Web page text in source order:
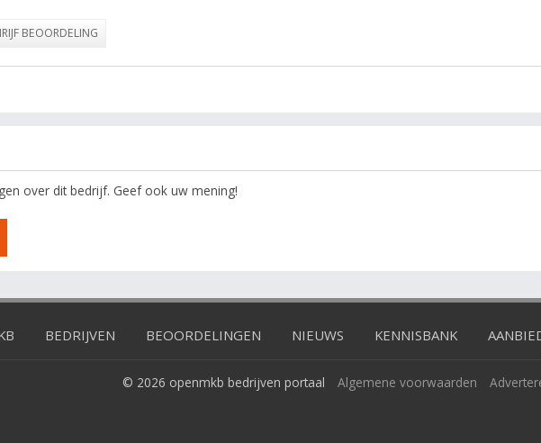
BEOORDELING
over dit bedrijf. Geef ook uw mening!
BEDRIJVEN BEOORDELINGEN NIEUWS KENNISBANK
© 2026 openmkb bedrijven portaal Algemene voorwaarden